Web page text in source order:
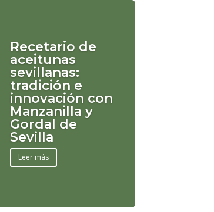
Recetario de
aceitunas
sevillanas:
tradición e
innovación con
Manzanilla y
Gordal de
Sevilla
Leer más